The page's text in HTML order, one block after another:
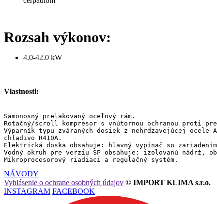
Rozsah výkonov:
4.0-42.0 kW
Vlastnosti:
Samonosný prelakovaný oceľový rám.
Rotačný/scroll kompresor s vnútornou ochranou proti
Výparník typu zváraných dosiek z nehrdzavejúcej ocele
chladivo R410A.
Elektrická doska obsahuje: hlavný vypínač so
Vodný okruh pre verziu SP obsahuje: izolovanú nádrž,
Mikroprocesorový riadiaci a regulačný systém.
NÁVODY
Vyhlásenie o ochrane osobných údajov © IMPORT KLIMA s.r.o.
INSTAGRAM FACEBOOK